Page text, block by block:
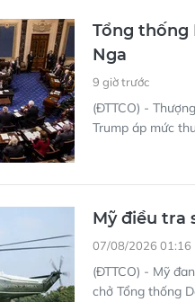
Tổng thống
Nga
9 giờ trước
(ĐTTCO) -
Trump áp mức
Mỹ điều tra
07/08/2026 01:16
(ĐTTCO) - Mỹ
chở Tổng thống